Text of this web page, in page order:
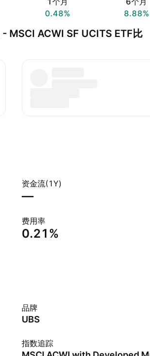
0.48%
8.88%
MSCI ACWI SF UCITS ETF比
资金流(1Y)
—
费用率
0.21%
品牌
UBS
指数追踪